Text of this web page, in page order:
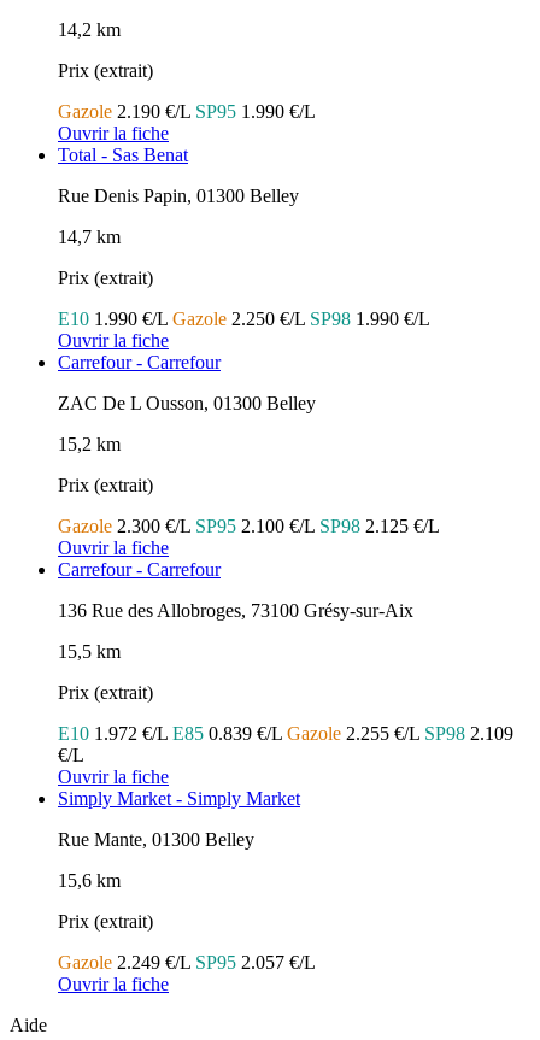
14,2 km
Prix (extrait)
Gazole 2.190 €/L SP95 1.990 €/L
Ouvrir la fiche
Total - Sas Benat
Rue Denis Papin, 01300 Belley
14,7 km
Prix (extrait)
E10 1.990 €/L Gazole 2.250 €/L SP98 1.990 €/L
Ouvrir la fiche
Carrefour - Carrefour
ZAC De L Ousson, 01300 Belley
15,2 km
Prix (extrait)
Gazole 2.300 €/L SP95 2.100 €/L SP98 2.125 €/L
Ouvrir la fiche
Carrefour - Carrefour
136 Rue des Allobroges, 73100 Grésy-sur-Aix
15,5 km
Prix (extrait)
E10 1.972 €/L E85 0.839 €/L Gazole 2.255 €/L SP98 2.109
€/L
Ouvrir la fiche
Simply Market - Simply Market
Rue Mante, 01300 Belley
15,6 km
Prix (extrait)
Gazole 2.249 €/L SP95 2.057 €/L
Ouvrir la fiche
Aide